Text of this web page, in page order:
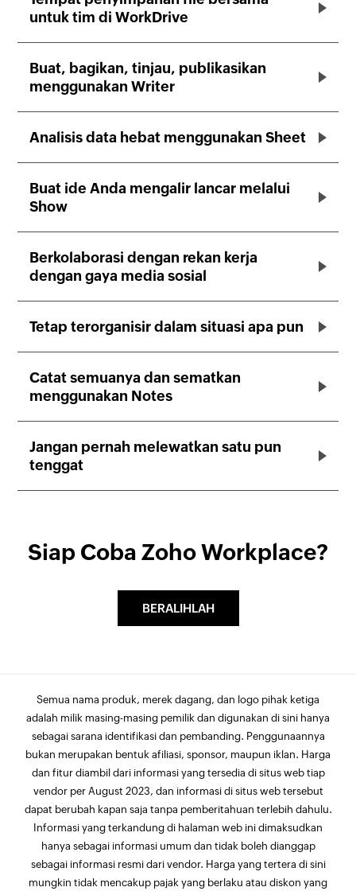
untuk tim di WorkDrive
Buat, bagikan, tinjau, publikasikan
menggunakan Writer
Analisis data hebat menggunakan Sheet
Buat ide Anda mengalir lancar melalui
Show
Berkolaborasi dengan rekan kerja
dengan gaya media sosial
Tetap terorganisir dalam situasi apa pun
Catat semuanya dan sematkan
menggunakan Notes
Jangan pernah melewatkan satu pun
tenggat
Siap Coba Zoho Workplace?
BERALIHLAH
Semua nama produk, merek dagang, dan logo pihak ketiga
adalah milik masing-masing pemilik dan digunakan di sini hanya
sebagai sarana identifikasi dan pembanding. Penggunaannya
bukan merupakan bentuk afiliasi, sponsor, maupun iklan. Harga
dan fitur diambil dari informasi yang tersedia di situs web tiap
vendor per August 2023, dan informasi di situs web tersebut
dapat berubah kapan saja tanpa pemberitahuan terlebih dahulu.
Informasi yang terkandung di halaman web ini dimaksudkan
hanya sebagai informasi umum dan tidak boleh dianggap
sebagai informasi resmi dari vendor. Harga yang tertera di sini
mungkin tidak mencakup pajak yang berlaku atau diskon yang